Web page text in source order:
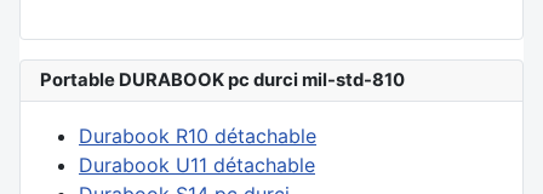
Portable DURABOOK pc durci mil-std-810
Durabook R10 détachable
Durabook U11 détachable